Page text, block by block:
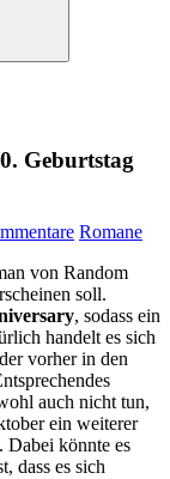
Geburtstag
Romane
von Random
soll.
, sodass ein
handelt es sich
vorher in den
auch nicht tun,
ein weiterer
Dabei könnte es
dass es sich